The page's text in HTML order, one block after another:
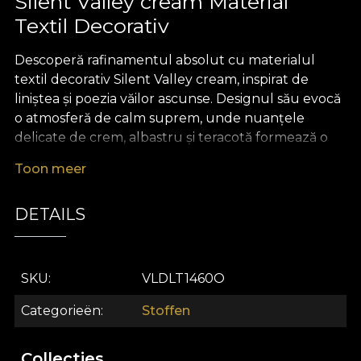
Textil Decorativ
Descoperă rafinamentul absolut cu materialul
textil decorativ Silent Valley cream, inspirat de
liniștea și poezia văilor ascunse. Designul său evocă
o atmosferă de calm suprem, unde nuanțele
delicate de crem, albastru și teracotă formează o
armonie și profunzime vizuală. Fiecare detaliu
discretă, rezultând într-un decor interior de
excepție, cu personalitate aristocratică și accente
Versatilitatea acestui material textil premium îl
recomandă pentru orice proiect de design interior
sofisticat. Folosește-l pentru a crea draperii fluide,
Toon meer
DETAILS
SKU VLDLT1460O
Categorieën Stoffen